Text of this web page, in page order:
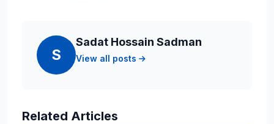
S
Sadat Hossain Sadman
View all posts
Related Articles